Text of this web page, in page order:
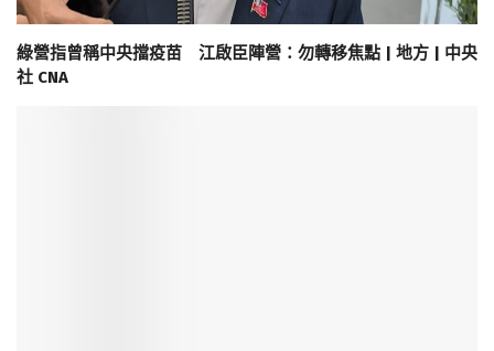
綠營指曾稱中央擋疫苗 江啟臣陣營：勿轉移焦點 | 地方 | 中央
社 CNA